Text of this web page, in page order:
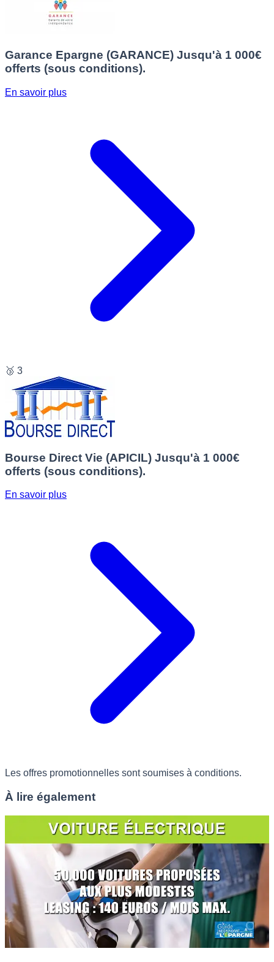
Garance Epargne (GARANCE) Jusqu'à 1 000€
offerts (sous conditions).
En savoir plus
🥉 3
Bourse Direct Vie (APICIL) Jusqu'à 1 000€
offerts (sous conditions).
En savoir plus
Les offres promotionnelles sont soumises à conditions.
À lire également